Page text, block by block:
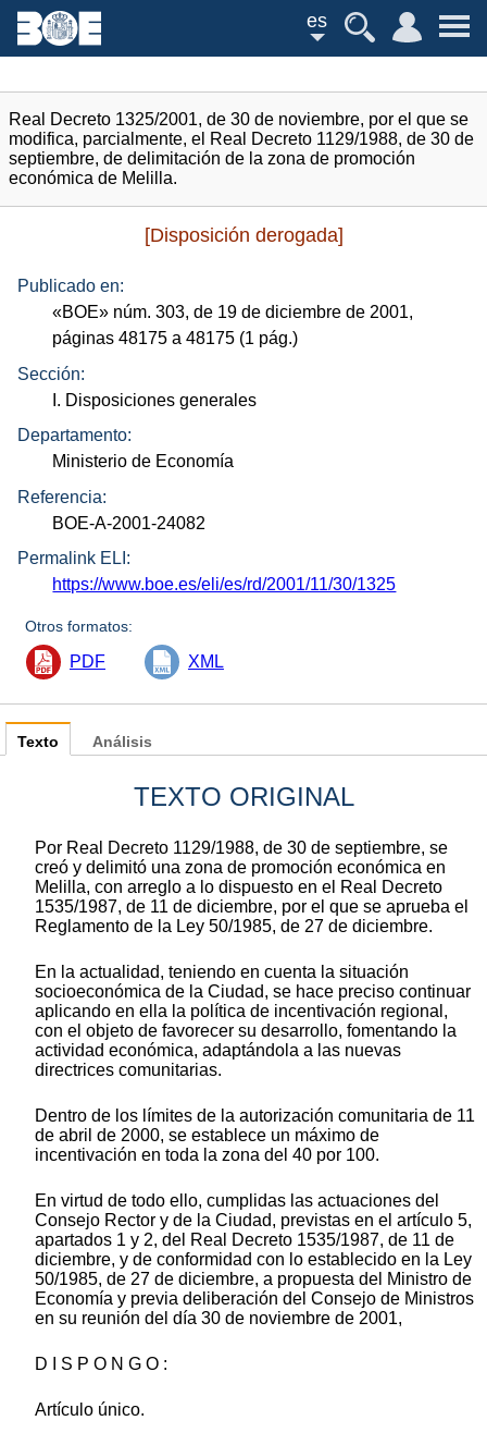
es
Real Decreto 1325/2001, de 30 de noviembre, por el que se
modifica, parcialmente, el Real Decreto 1129/1988, de 30 de
septiembre, de delimitación de la zona de promoción
económica de Melilla.
[Disposición derogada]
Publicado en:
«BOE» núm. 303, de 19 de diciembre de 2001,
páginas 48175 a 48175 (1 pág.)
Sección:
I. Disposiciones generales
Departamento:
Ministerio de Economía
Referencia:
BOE-A-2001-24082
Permalink ELI:
https://www.boe.es/eli/es/rd/2001/11/30/1325
Otros formatos:
PDF XML
Texto
TEXTO ORIGINAL
Por Real Decreto 1129/1988, de 30 de septiembre, se
creó y delimitó una zona de promoción económica en
Melilla, con arreglo a lo dispuesto en el Real Decreto
1535/1987, de 11 de diciembre, por el que se aprueba el
Reglamento de la Ley 50/1985, de 27 de diciembre.
En la actualidad, teniendo en cuenta la situación
socioeconómica de la Ciudad, se hace preciso continuar
aplicando en ella la política de incentivación regional,
con el objeto de favorecer su desarrollo, fomentando la
actividad económica, adaptándola a las nuevas
directrices comunitarias.
Dentro de los límites de la autorización comunitaria de 11
de abril de 2000, se establece un máximo de
incentivación en toda la zona del 40 por 100.
En virtud de todo ello, cumplidas las actuaciones del
Consejo Rector y de la Ciudad, previstas en el artículo 5,
apartados 1 y 2, del Real Decreto 1535/1987, de 11 de
diciembre, y de conformidad con lo establecido en la Ley
50/1985, de 27 de diciembre, a propuesta del Ministro de
Economía y previa deliberación del Consejo de Ministros
en su reunión del día 30 de noviembre de 2001,
D I S P O N G O :
Artículo único.
Análisis